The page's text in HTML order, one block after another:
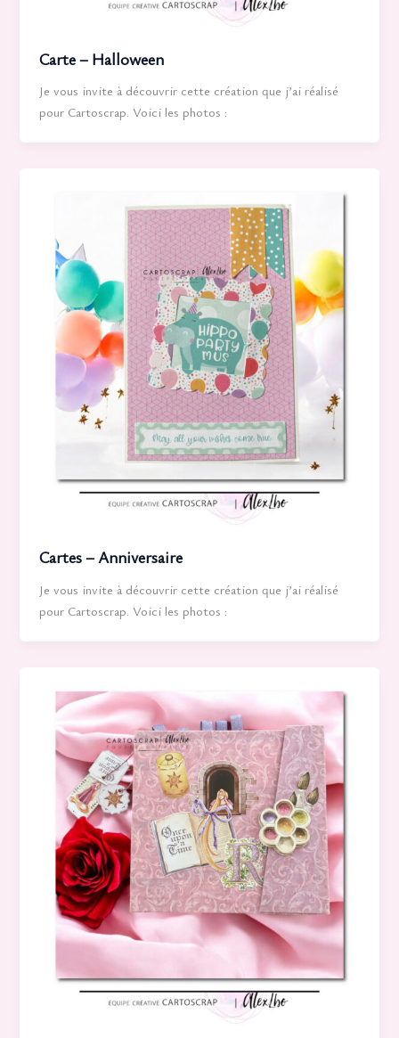
Carte – Halloween
Je vous invite à découvrir cette création que j’ai réalisé
pour Cartoscrap. Voici les photos :
Cartes – Anniversaire
Je vous invite à découvrir cette création que j’ai réalisé
pour Cartoscrap. Voici les photos :